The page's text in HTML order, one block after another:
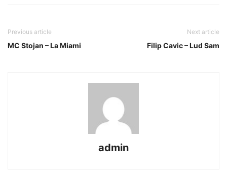
Previous article
MC Stojan – La Miami
Next article
Filip Cavic – Lud Sam
admin